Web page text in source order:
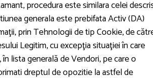
procedura este similara celei
generala este prebifata Activ (DA)
prin Tehnologii de tip Cookie, de
Legitim, cu excepţia situaţiei în care
lista generală de Vendori, pe care o
dreptul de opozitie la astfel de